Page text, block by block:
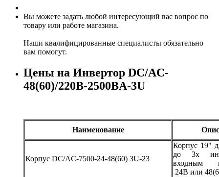
Вы можете задать любой интересующий вас вопрос по
товару или работе магазина.
Наши квалифицированные специалисты обязательно
вам помогут.
Цены на Инвертор DC/AC-
48(60)/220B-2500BA-3U
Наименование
Корпус DC/AC-7500-24-48(60) 3U-23
Корпус 19"
до 3х
входным
24В или